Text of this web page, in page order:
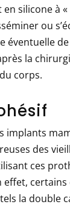
en silicone à
ou
la
corps.
implants
des
ces
effet,
la double